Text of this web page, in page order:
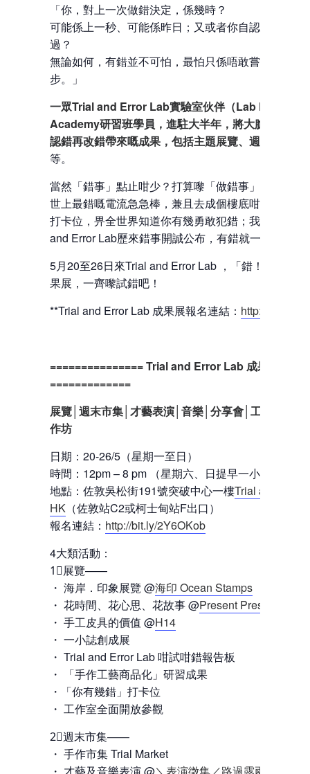
「你，對上一次做錯決定，係幾時？
可能係上一秒、可能係昨日；又或者你自認一帆風順
過？
無論如何，有錯並不可怕，最怕只係唔敢嘗試，令人
步。」
一眾Trial and Error Lab實驗室伙伴（Lab Fellow）
Academy研習班學員，進駐大半年，將大膽展示佢
認錯再改錯帶來嘅成果，包括主題展覽、週末市集、
等。
當然「錯事」點止咁少？打算嚟「做錯事」嘅朋友，
世上最錯嘅電流急急棒，兼且去成個樓底咁高嘅「你
打卡位，畀全世界知道你有幾勇敢犯錯；我哋自己亦
and Error Lab歷來錯事開誠公布，有錯就一齊認。
5月20至26日來Trial and Error Lab ，「錯！係要咁
果展，一齊嚟試錯吧！
**Trial and Error Lab 成果展報名連結： http://bit.ly/
=============== Trial and Error Lab 成果展
=============
展覽│週末市集│才藝表演│音樂│分享會│工作室開放
作坊
日期：20-26/5（星期一至日）
時間：12pm – 8 pm （星期六、日提早一小時完結）
地點：佐敦吳松街191號突破中心一樓Trial and Error
HK （佐敦站C2或柯士甸站F出口）
報名連結： http://bit.ly/2Y6OKob
4大類活動：
1⃣展覽——
・ 海岸．印象展覽 @海印 Ocean Stamps
・ 花時間、花心思、花故事 @Present Present
・ 手工皮具的價值 @H14
・ 一小誌創成展
・ Trial and Error Lab 咁試咁錯報告板
・ 「手作工藝商品化」研習成果
・「你有幾錯」打卡位
・ 工作室全面開放參觀
2⃣週末市集——
・ 手作市集 Trial Market
・ 才藝及音樂表演 @＼表演徵集／路過露兩手＠